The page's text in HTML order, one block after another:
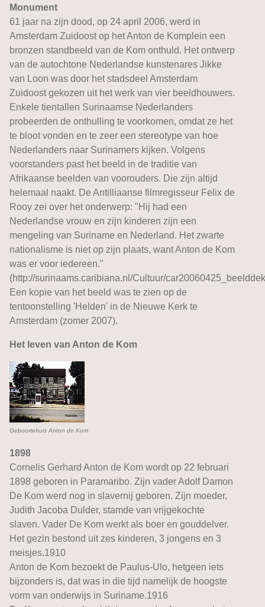
Monument
61 jaar na zijn dood, op 24 april 2006, werd in
Amsterdam Zuidoost op het Anton de Komplein een
bronzen standbeeld van de Kom onthuld. Het ontwerp
van de autochtone Nederlandse kunstenares Jikke
van Loon was door het stadsdeel Amsterdam
Zuidoost gekozen uit het werk van vier beeldhouwers.
Enkele tientallen Surinaamse Nederlanders
probeerden de onthulling te voorkomen, omdat ze het
te bloot vonden en te zeer een stereotype van hoe
Nederlanders naar Surinamers kijken. Volgens
voorstanders past het beeld in de traditie van
Afrikaanse beelden van voorouders. Die zijn altijd
helemaal naakt. De Antilliaanse filmregisseur Felix de
Rooy zei over het onderwerp: "Hij had een
Nederlandse vrouw en zijn kinderen zijn een
mengeling van Suriname en Nederland. Het zwarte
nationalisme is niet op zijn plaats, want Anton de Kom
was er voor iedereen."
(http://surinaams.caribiana.nl/Cultuur/
Een kopie van het beeld was te zien op de
tentoonstelling 'Helden' in de Nieuwe Kerk te
Amsterdam (zomer 2007).
Het leven van Anton de Kom
Geboortehuis Anton de Kom
1898
Cornelis Gerhard Anton de Kom wordt op 22 februari
1898 geboren in Paramaribo. Zijn vader Adolf Damon
De Kom werd nog in slavernij geboren. Zijn moeder,
Judith Jacoba Dulder, stamde van vrijgekochte
slaven. Vader De Kom werkt als boer en gouddelver.
Het gezin bestond uit zes kinderen, 3 jongens en 3
meisjes.1910
Anton de Kom bezoekt de Paulus-Ulo, hetgeen iets
bijzonders is, dat was in die tijd namelijk de hoogste
vorm van onderwijs in Suriname.1916